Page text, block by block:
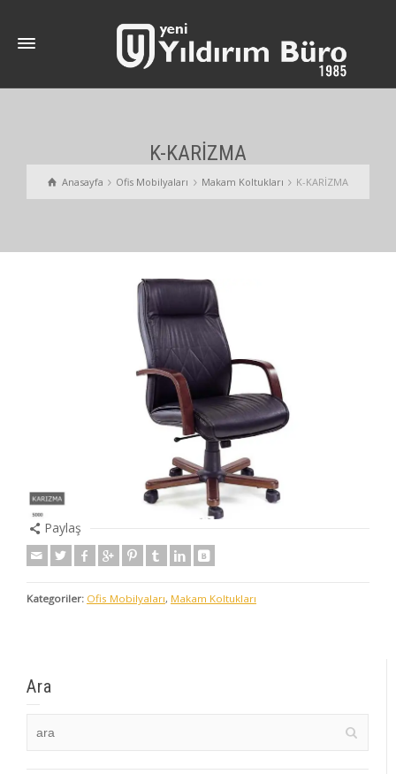
K-KARİZMA
Anasayfa Ofis Mobilyaları Makam Koltukları K-KARİZMA
Paylaş
Kategoriler: Ofis Mobilyaları, Makam Koltukları
Ara